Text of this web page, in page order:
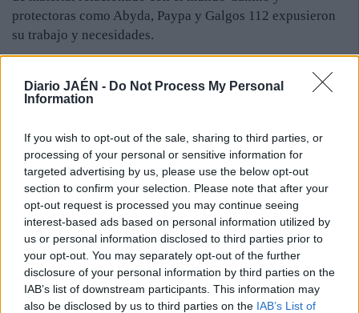
Diario JAÉN - Do Not Process My Personal
Information
If you wish to opt-out of the sale, sharing to third parties, or
processing of your personal or sensitive information for
targeted advertising by us, please use the below opt-out
section to confirm your selection. Please note that after your
opt-out request is processed you may continue seeing
interest-based ads based on personal information utilized by
us or personal information disclosed to third parties prior to
your opt-out. You may separately opt-out of the further
disclosure of your personal information by third parties on the
IAB’s list of downstream participants. This information may
also be disclosed by us to third parties on the IAB’s List of
protectoras como Abyda, Paypa y Galgos 112 expusieron
su trabajo y necesidades.
Luis Martínez, instructor de Andalucía K9, que participó
en exhibiciones de obediencia, de rescate y de búsqueda
de sustancias, considera que hay pocas iniciativa de este
que puede hacer con sus perros.
El objetivo final de Perruneando, que hizo un balance
positivo de las jornadas, es conseguir que Jaén sea una
“ciudad amiga de las mascotas”, algo en lo que, según
Ordóñez, ya están trabajando.